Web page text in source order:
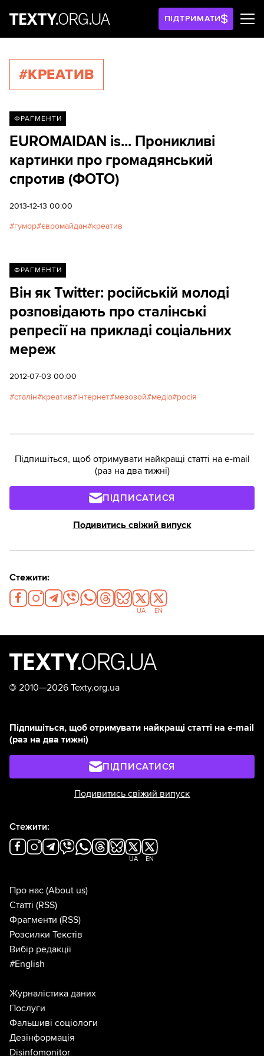
ПІДТРИМАТИ
#КРЕАТИВ
ФРАГМЕНТИ
EUROMAIDAN is... Проникливі
картинки про громадянський
спротив (ФОТО)
2013-12-13 00:00
гумор євромайдан креатив
ФРАГМЕНТИ
Він як Twitter: російській молоді
розповідають про сталінські
репресії на прикладі соціальних
мереж
2012-07-03 00:00
сталін креатив інтернет мезозой медіа росія
Підпишіться, щоб отримувати найкращі статті на e-mail
(раз на два тижні)
ПІДПИСАТИСЯ
Подивитись свіжий випуск
Стежити:
UA EN
© 2010—2026 Texty.org.ua
Підпишіться, щоб отримувати найкращі статті на e-mail
(раз на два тижні)
ПІДПИСАТИСЯ
Подивитись свіжий випуск
Стежити:
UA EN
Про нас (About us)
Статті (RSS)
Фрагменти (RSS)
Розсилки Текстів
Вибір редакції
#English
Журналістика даних
Послуги
Фальшиві соціологи
Дезінформація
Disinfomonitor